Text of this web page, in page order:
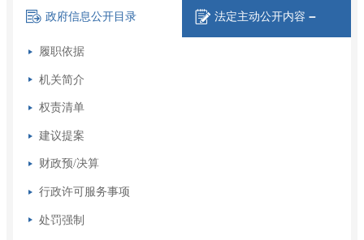
政府信息公开目录 法定主动公开内容 －
履职依据
机关简介
权责清单
建议提案
财政预/决算
行政许可服务事项
处罚强制